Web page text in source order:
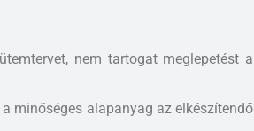
nem tartogat meglepetést a
minőséges alapanyag az elkészítendő